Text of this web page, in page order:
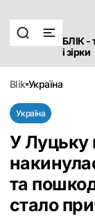
БЛІК -
і зірки
blik україна
Україна
У Луцьку
та
стало